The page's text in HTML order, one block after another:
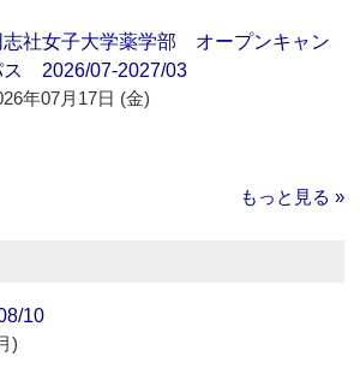
志社女子大学薬学部 オープンキャン
ス 2026/07-2027/03
年07月17日 (金)
もっと見る »
10
)